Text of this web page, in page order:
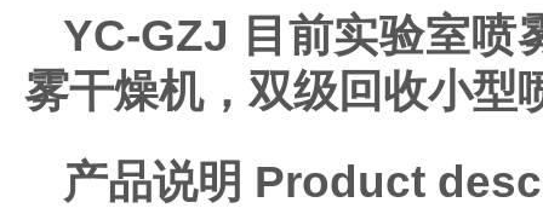
YC-GZJ 目前实验室喷
雾干燥机，双级回收小型
产品说明 Product